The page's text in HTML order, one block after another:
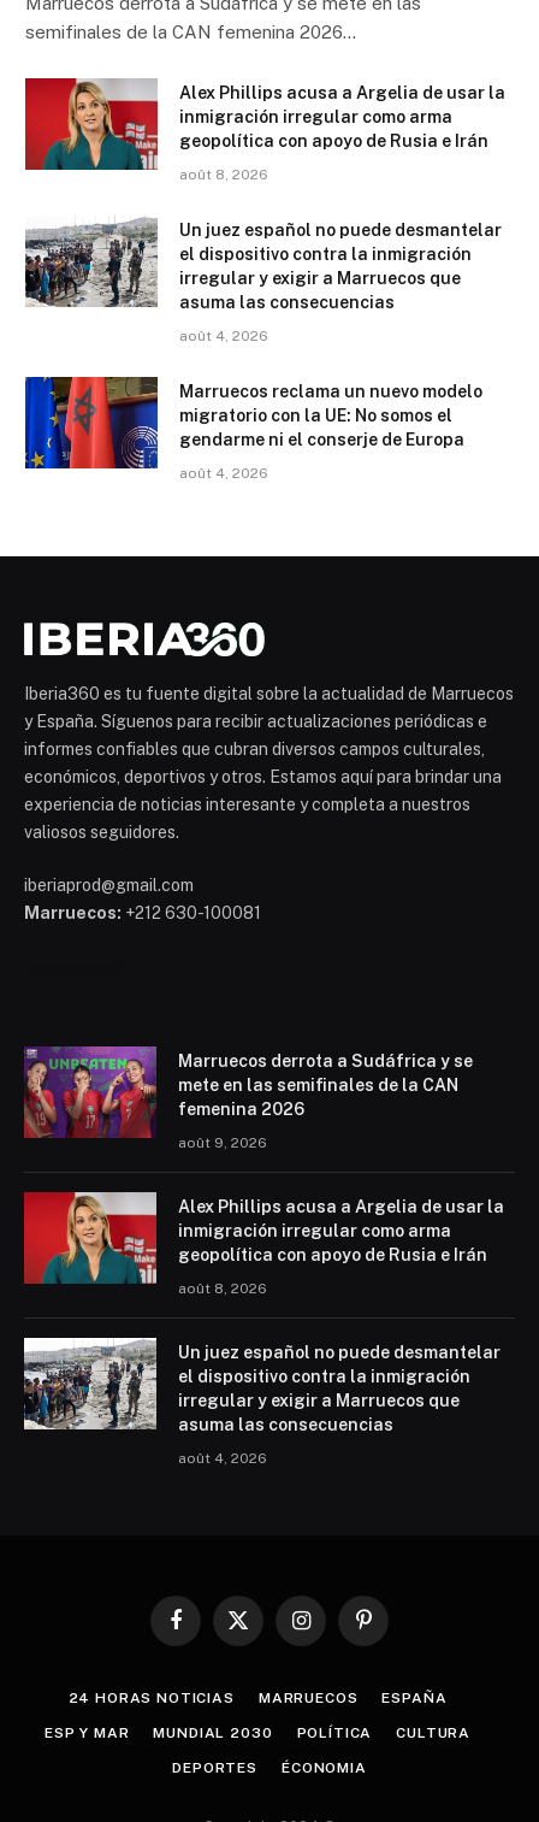
semifinales de la CAN femenina 2026…
Alex Phillips acusa a Argelia de usar la
inmigración irregular como arma
geopolítica con apoyo de Rusia e Irán
août 8, 2026
Un juez español no puede desmantelar
el dispositivo contra la inmigración
irregular y exigir a Marruecos que
asuma las consecuencias
août 4, 2026
Marruecos reclama un nuevo modelo
migratorio con la UE: No somos el
gendarme ni el conserje de Europa
août 4, 2026
Iberia360 es tu fuente digital sobre la actualidad de Marruecos
y España. Síguenos para recibir actualizaciones periódicas e
informes confiables que cubran diversos campos culturales,
económicos, deportivos y otros. Estamos aquí para brindar una
experiencia de noticias interesante y completa a nuestros
valiosos seguidores.
iberiaprod@gmail.com
Marruecos: +212 630-100081
Marruecos derrota a Sudáfrica y se
mete en las semifinales de la CAN
femenina 2026
août 9, 2026
Alex Phillips acusa a Argelia de usar la
inmigración irregular como arma
geopolítica con apoyo de Rusia e Irán
août 8, 2026
Un juez español no puede desmantelar
el dispositivo contra la inmigración
irregular y exigir a Marruecos que
asuma las consecuencias
août 4, 2026
Facebook
X
InstagramPinterest
24 HORAS NOTICIAS MARRUECOS ESPAÑA
ESP Y MAR MUNDIAL 2030 POLÍTICA CULTURA
DEPORTES ÉCONOMIA